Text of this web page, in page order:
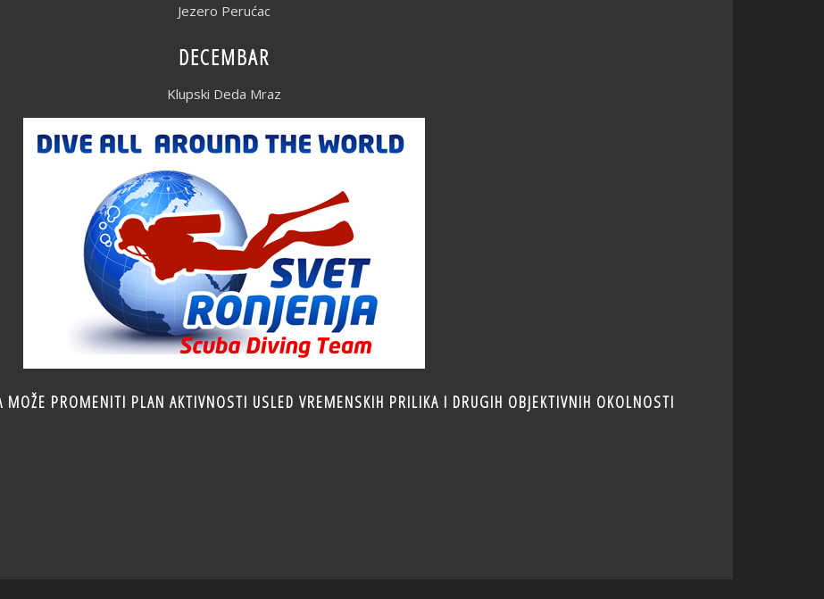
Jezero Perućac
DECEMBAR
Klupski Deda Mraz
MOŽE PROMENITI PLAN AKTIVNOSTI USLED VREMENSKIH PRILIKA I DRUGIH OBJEKTIVNIH OKOLNOSTI